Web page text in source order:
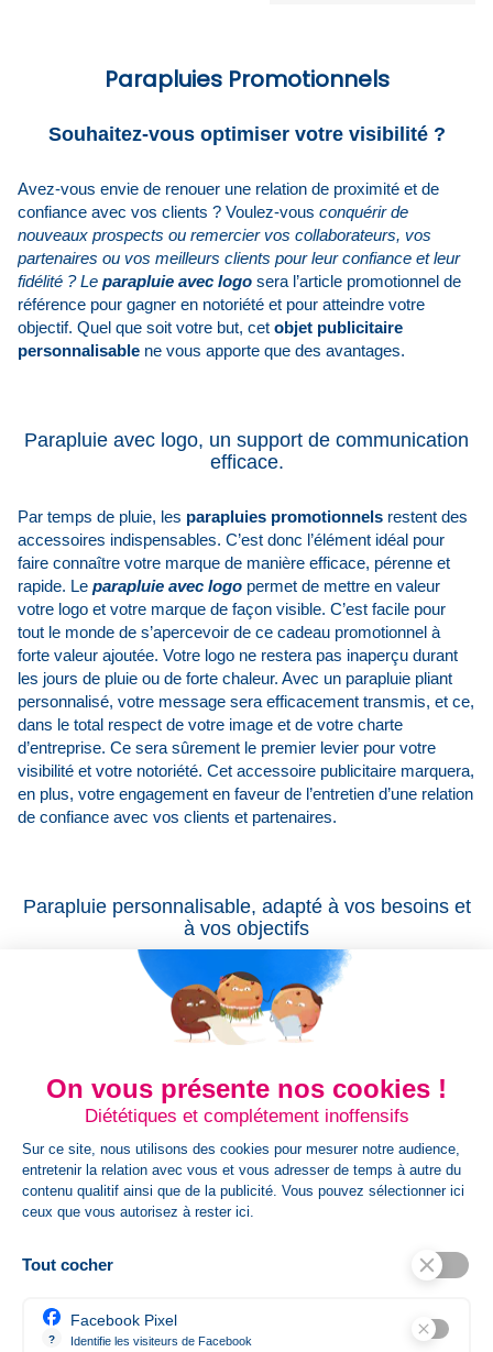
Parapluies Promotionnels
Souhaitez-vous optimiser votre visibilité ?
Avez-vous envie de renouer une relation de proximité et de
confiance avec vos clients ? Voulez-vous conquérir de
nouveaux prospects ou remercier vos collaborateurs, vos
partenaires ou vos meilleurs clients pour leur confiance et leur
fidélité ? Le parapluie avec logo sera l’article promotionnel de
référence pour gagner en notoriété et pour atteindre votre
objectif. Quel que soit votre but, cet objet publicitaire
personnalisable ne vous apporte que des avantages.
Parapluie avec logo, un support de communication
efficace.
Par temps de pluie, les parapluies promotionnels restent des
accessoires indispensables. C’est donc l’élément idéal pour
faire connaître votre marque de manière efficace, pérenne et
rapide. Le parapluie avec logo permet de mettre en valeur
votre logo et votre marque de façon visible. C’est facile pour
tout le monde de s’apercevoir de ce cadeau promotionnel à
forte valeur ajoutée. Votre logo ne restera pas inaperçu durant
les jours de pluie ou de forte chaleur. Avec un parapluie pliant
personnalisé, votre message sera efficacement transmis, et ce,
dans le total respect de votre image et de votre charte
d’entreprise. Ce sera sûrement le premier levier pour votre
visibilité et votre notoriété. Cet accessoire publicitaire marquera,
en plus, votre engagement en faveur de l’entretien d’une relation
de confiance avec vos clients et partenaires.
Parapluie personnalisable, adapté à vos besoins et
à vos objectifs
parapluies promotionnels
Vous pourrez choisir entre le modèle pliable, golf et demi-golf,
automatique et manuel ou à manche droite et canne. Il est
personnalisé, en optant pour les couleurs adaptées à votre
image de marque ou en imprimant votre logo sur les panneaux
extérieurs de qualité et imperméables. Vous pourrez, en plus,
créer un parapluie pliant personnalisé avec le texte publicitaire
de votre choix. Pensez juste à offrir à vos clients, à vos
prospects ou à vos partenaires des parapluies promotionnels
compacts et fonctionnels qui offrent une ouverture et une
modèles fabriqués avec des matières de qualité et résistantes
Une grande variété de formes originales vous est accessible.
On vous présente nos cookies !
Diététiques et complétement inoffensifs
Sur ce site, nous utilisons des cookies pour mesurer notre audience,
entretenir la relation avec vous et vous adresser de temps à autre du
contenu qualitif ainsi que de la publicité. Vous pouvez sélectionner ici
ceux que vous autorisez à rester ici.
Tout cocher
?
Facebook Pixel
Identifie les visiteurs de Facebook